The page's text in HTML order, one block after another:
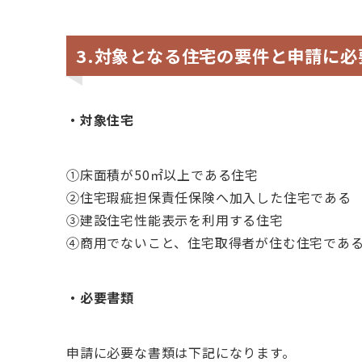
3.対象となる住宅の要件と申請に
・対象住宅
①床面積が50㎡以上である住宅
②住宅瑕疵担保責任保険へ加入した住宅である
③建設住宅性能表示を利用する住宅
④商用でないこと、住宅取得者が住む住宅であ
・必要書類
申請に必要な書類は下記になります。